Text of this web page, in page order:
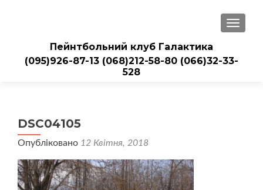
Пейнтбольний клуб Галактика
(095)926-87-13 (068)212-58-80 (066)32-33-
528
DSC04105
Опубліковано 12 Квітня, 2018